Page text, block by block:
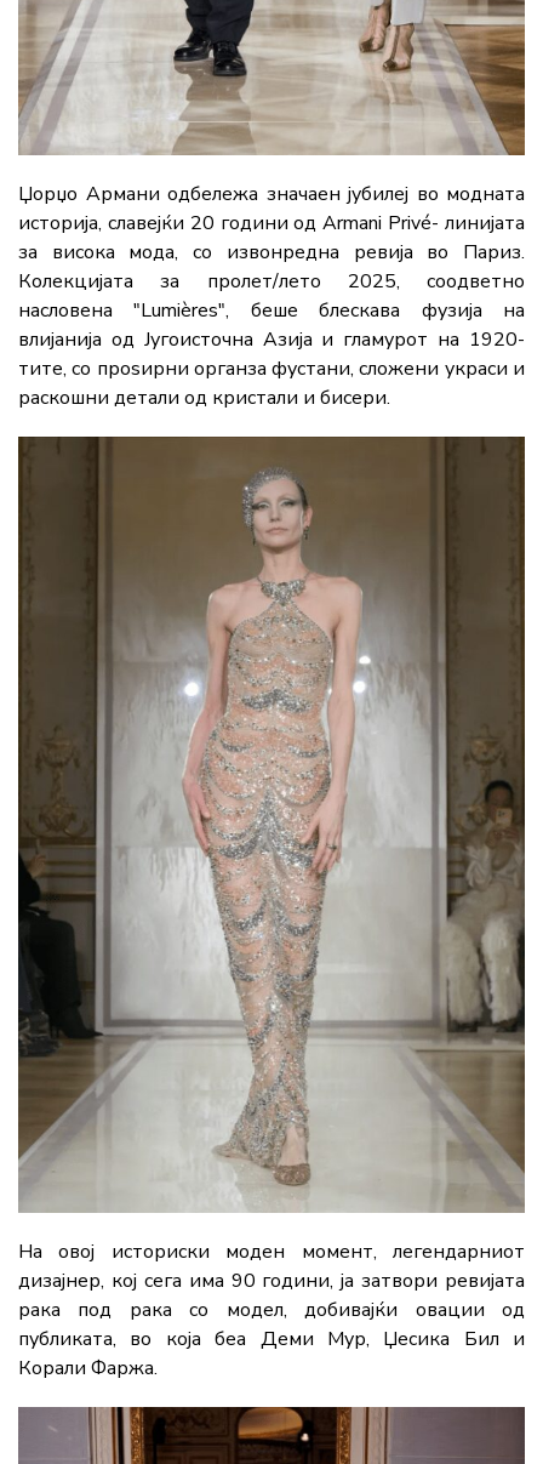
Џорџо Армани одбележа значаен јубилеј во модната
историја, славејќи 20 години од Armani Privé- линијата
за висока мода, со извонредна ревија во Париз.
Колекцијата за пролет/лето 2025, соодветно
насловена "Lumières", беше блескава фузија на
влијанија од Југоисточна Азија и гламурот на 1920-
тите, со проѕирни органза фустани, сложени украси и
раскошни детали од кристали и бисери.
На овој историски моден момент, легендарниот
дизајнер, кој сега има 90 години, ја затвори ревијата
рака под рака со модел, добивајќи овации од
публиката, во која беа Деми Мур, Џесика Бил и
Корали Фаржа.